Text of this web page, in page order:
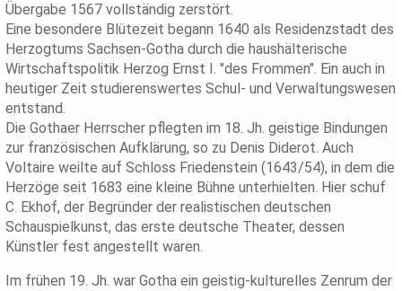
Übergabe 1567 vollständig zerstört.
Eine besondere Blütezeit begann 1640 als Residenzstadt des
Herzogtums Sachsen-Gotha durch die haushälterische
Wirtschaftspolitik Herzog Ernst I. "des Frommen". Ein auch in
heutiger Zeit studierenswertes Schul- und Verwaltungswesen
entstand.
Die Gothaer Herrscher pflegten im 18. Jh. geistige Bindungen
zur französischen Aufklärung, so zu Denis Diderot. Auch
Voltaire weilte auf Schloss Friedenstein (1643/54), in dem die
Herzöge seit 1683 eine kleine Bühne unterhielten. Hier schuf
C. Ekhof, der Begründer der realistischen deutschen
Schauspielkunst, das erste deutsche Theater, dessen
Künstler fest angestellt waren.
Im frühen 19. Jh. war Gotha ein geistig-kulturelles Zenrum der